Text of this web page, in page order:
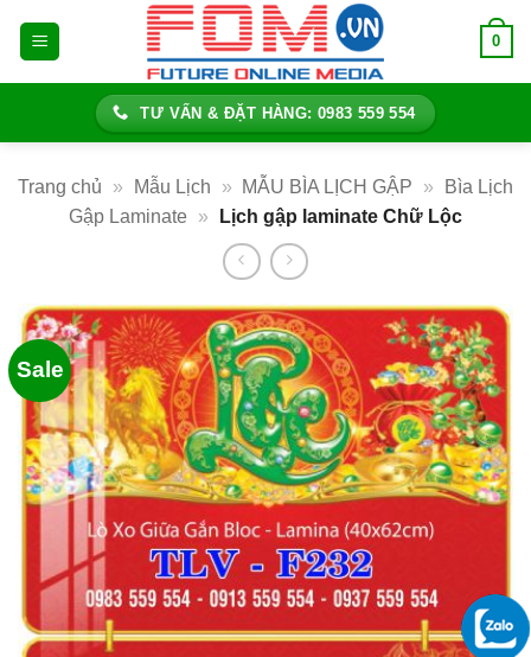
0
TƯ VẤN & ĐẶT HÀNG: 0983 559 554
Trang chủ » Mẫu Lịch » MẪU BÌA LỊCH GẬP »
Bìa Lịch
Gập Laminate » Lịch gập laminate Chữ Lộc
Sale